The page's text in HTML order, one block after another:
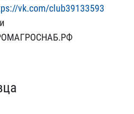
vk.c​om/club39133593